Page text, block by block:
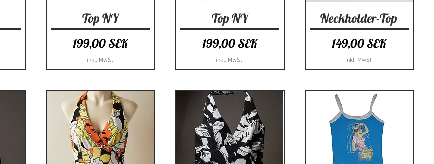
Schnellansicht
Top NY
Preis
199,00 SEK
inkl. MwSt.
Schnellansicht
Top NY
Preis
199,00 SEK
inkl. MwSt.
Schnellansicht
Neckholder-Top
Preis
149,00 SEK
inkl. MwSt.